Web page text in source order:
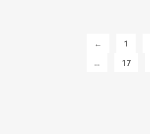
← 1
… 17